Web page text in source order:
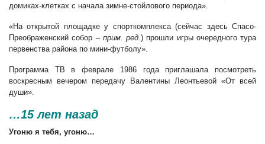
домиках-клетках с начала зимне-стойлового периода».
«На открытой площадке у спорткомплекса (сейчас здесь Спасо-
Преображенский собор – прим. ред. ) прошли игры очередного тура
первенства района по мини-футболу».
Программа ТВ в феврале 1986 года приглашала посмотреть
воскресным вечером передачу Валентины Леонтьевой «От всей
души».
…15 лет назад
Угоню я тебя, угоню…